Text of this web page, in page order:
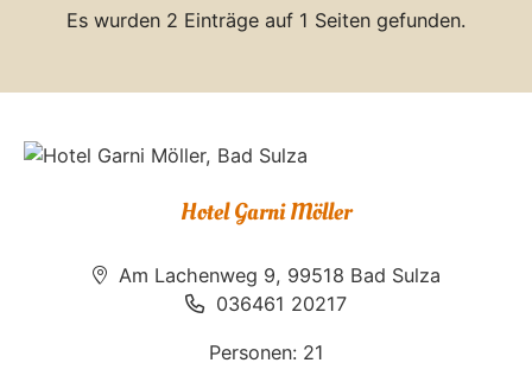
Es wurden 2 Einträge auf 1 Seiten gefunden.
Hotel Garni Möller
Am Lachenweg 9, 99518 Bad Sulza
036461 20217
Personen: 21